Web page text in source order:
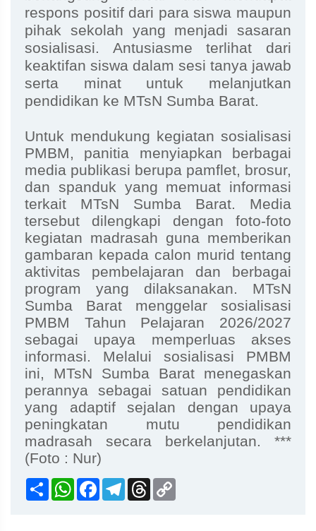
respons positif dari para siswa maupun
pihak sekolah yang menjadi sasaran
sosialisasi. Antusiasme terlihat dari
keaktifan siswa dalam sesi tanya jawab
serta minat untuk melanjutkan
pendidikan ke MTsN Sumba Barat.
Untuk mendukung kegiatan sosialisasi
PMBM, panitia menyiapkan berbagai
media publikasi berupa pamflet, brosur,
dan spanduk yang memuat informasi
terkait MTsN Sumba Barat. Media
tersebut dilengkapi dengan foto-foto
kegiatan madrasah guna memberikan
gambaran kepada calon murid tentang
aktivitas pembelajaran dan berbagai
program yang dilaksanakan. MTsN
Sumba Barat menggelar sosialisasi
PMBM Tahun Pelajaran 2026/2027
sebagai upaya memperluas akses
informasi. Melalui sosialisasi PMBM
ini, MTsN Sumba Barat menegaskan
perannya sebagai satuan pendidikan
yang adaptif sejalan dengan upaya
peningkatan mutu pendidikan
madrasah secara berkelanjutan. ***
(Foto : Nur)
ShareWhatsApp
FacebookTelegram
Threads